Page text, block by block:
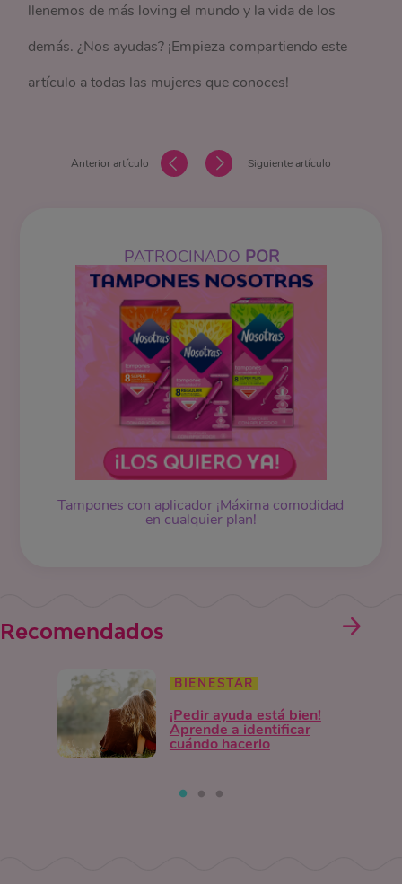
llenemos de más loving el mundo y la vida de los
demás. ¿Nos ayudas? ¡Empieza compartiendo este
artículo a todas las mujeres que conoces!
Anterior artículo Siguiente artículo
PATROCINADO POR
Tampones con aplicador ¡Máxima comodidad
en cualquier plan!
Recomendados
BIENESTAR
¡Pedir ayuda está bien!
Aprende a identificar
cuándo hacerlo